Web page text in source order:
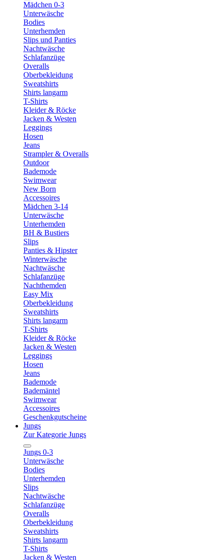
Mädchen 0-3
Unterwäsche
Bodies
Unterhemden
Slips und Panties
Nachtwäsche
Schlafanzüge
Overalls
Oberbekleidung
Sweatshirts
Shirts langarm
T-Shirts
Kleider & Röcke
Jacken & Westen
Leggings
Hosen
Jeans
Strampler & Overalls
Outdoor
Bademode
Swimwear
New Born
Accessoires
Mädchen 3-14
Unterwäsche
Unterhemden
BH & Bustiers
Slips
Panties & Hipster
Winterwäsche
Nachtwäsche
Schlafanzüge
Nachthemden
Easy Mix
Oberbekleidung
Sweatshirts
Shirts langarm
T-Shirts
Kleider & Röcke
Jacken & Westen
Leggings
Hosen
Jeans
Bademode
Bademäntel
Swimwear
Accessoires
Geschenkgutscheine
Jungs
Zur Kategorie Jungs
Jungs 0-3
Unterwäsche
Bodies
Unterhemden
Slips
Nachtwäsche
Schlafanzüge
Overalls
Oberbekleidung
Sweatshirts
Shirts langarm
T-Shirts
Jacken & Westen